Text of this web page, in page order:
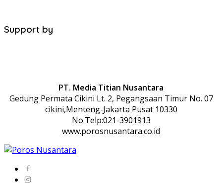
Support by
PT. Media Titian Nusantara
Gedung Permata Cikini Lt. 2, Pegangsaan Timur No. 07
cikini,Menteng-Jakarta Pusat 10330
No.Telp:021-3901913
www.porosnusantara.co.id